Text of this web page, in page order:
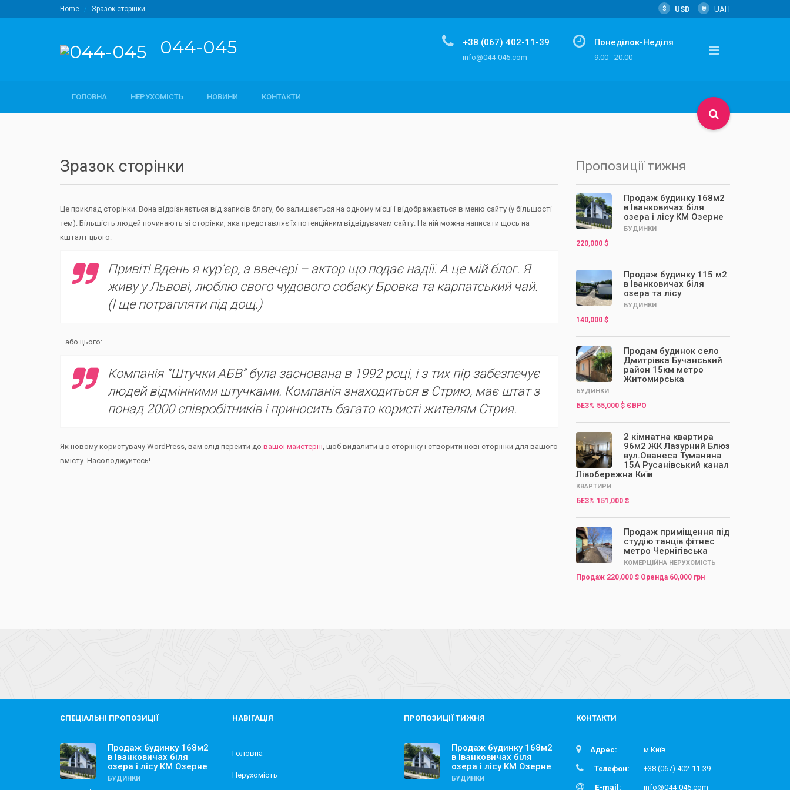
Home Зразок сторінки $ USD ₴ UAH
044-045 Понеділок-Неділя
9:00 - 20:00
+38 (067) 402-11-39
info@044-045.com
ГОЛОВНА НЕРУХОМІСТЬ НОВИНИ КОНТАКТИ
Зразок сторінки
Це приклад сторінки. Вона відрізняється від записів блогу, бо залишається на одному місці і відображається в меню сайту (у більшості
тем). Більшість людей починають зі сторінки, яка представляє їх потенційним відвідувачам сайту. На ній можна написати щось на
кшталт цього:
Привіт! Вдень я кур’єр, а ввечері – актор що подає надії. А це мій блог. Я
живу у Львові, люблю свого чудового собаку Бровка та карпатський чай.
(І ще потрапляти під дощ.)
…або цього:
Компанія “Штучки АБВ” була заснована в 1992 році, і з тих пір забезпечує
людей відмінними штучками. Компанія знаходиться в Стрию, має штат з
понад 2000 співробітників і приносить багато користі жителям Стрия.
Як новому користувачу WordPress, вам слід перейти до вашої майстерні, щоб видалити цю сторінку і створити нові сторінки для вашого
вмісту. Насолоджуйтесь!
Пропозиції тижня
Продаж будинку 168м2
в Іванковичах біля
озера і лісу КМ Озерне
БУДИНКИ
220,000 $
Продаж будинку 115 м2
в Іванковичах біля
озера та лісу
БУДИНКИ
140,000 $
Продам будинок село
Дмитрівка Бучанський
район 15км метро
Житомирська
БУДИНКИ
БЕЗ% 55,000 $ ЄВРО
2 кімнатна квартира
96м2 ЖК Лазурний Блюз
вул.Ованеса Туманяна
15А Русанівський канал
Лівобережна Київ
КВАРТИРИ
БЕЗ% 151,000 $
Продаж приміщення під
студію танців фітнес
метро Чернігівська
КОМЕРЦІЙНА НЕРУХОМІСТЬ
Продаж 220,000 $ Оренда 60,000 грн
СПЕЦІАЛЬНІ ПРОПОЗИЦІЇ
Продаж будинку 168м2
в Іванковичах біля
озера і лісу КМ Озерне
БУДИНКИ
НАВІГАЦІЯ
Головна
Нерухомість
ПРОПОЗИЦІЇ ТИЖНЯ
Продаж будинку 168м2
в Іванковичах біля
озера і лісу КМ Озерне
БУДИНКИ
КОНТАКТИ
Адрес: м.Київ
Телефон: +38 (067) 402-11-39
E-mail: info@044-045.com